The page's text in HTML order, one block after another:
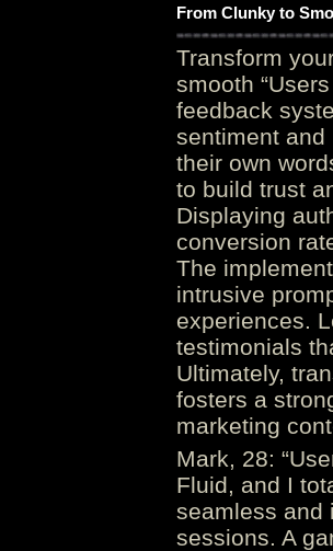
From Clunky to
Transform
smooth
feedback
sentiment and
their own
to build trust
Displaying
conversion
The
intrusive
experiences.
testimonials
Ultimately,
fosters a
marketing
Mark, 28:
Fluid, and I
seamless and
sessions. A